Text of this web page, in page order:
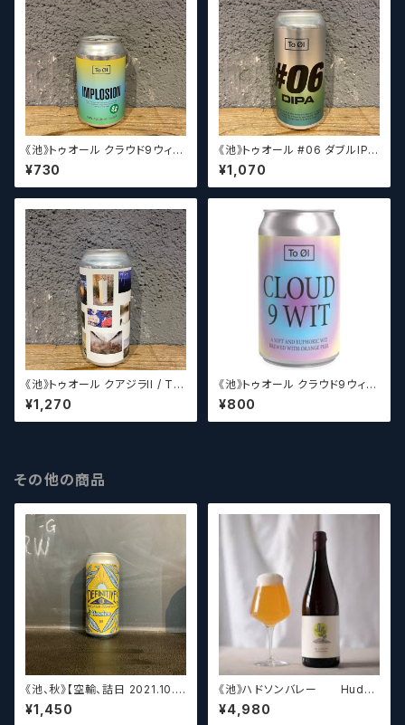
《池》トゥオール クラウド9ウィッ
ト / To Øl / Implosion 0.0
【クラフトビールシザーズ】
¥730
《池》トゥオール #06 ダブルIPA
/ To Ol #06 DIPA 【クラフト
ビールシザーズ】
¥1,070
《池》トゥオール クアジラII / To
Ol Quadzilla II【クラフトビー
ルシザーズ】
¥1,270
《池》トゥオール クラウド9ウィッ
ト / To Ol Cloud 9 Wit 【ク
ラフトビールシザーズ】
¥800
その他の商品
《池、秋》【空輸、詰日 2021.10.2
6】ディフィニティブ エルスウェア
/ Definitive Elsewhere
¥1,450
《池》ハドソンバレー Hudso
n Valley Blossom
¥4,980